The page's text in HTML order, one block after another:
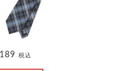
税込